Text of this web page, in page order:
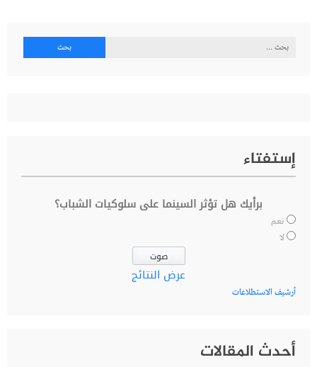
البحث
إستفتاء
برأيك هل تؤثر السينما على سلوكيات الشباب؟
نعم
لا
عرض النتائج
أرشيف الاستطلاعات
أحدث المقالات